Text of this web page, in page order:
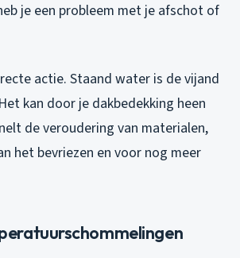
je een probleem met je afschot of
actie. Staand water is de vijand
kan door je dakbedekking heen
de veroudering van materialen,
het bevriezen en voor nog meer